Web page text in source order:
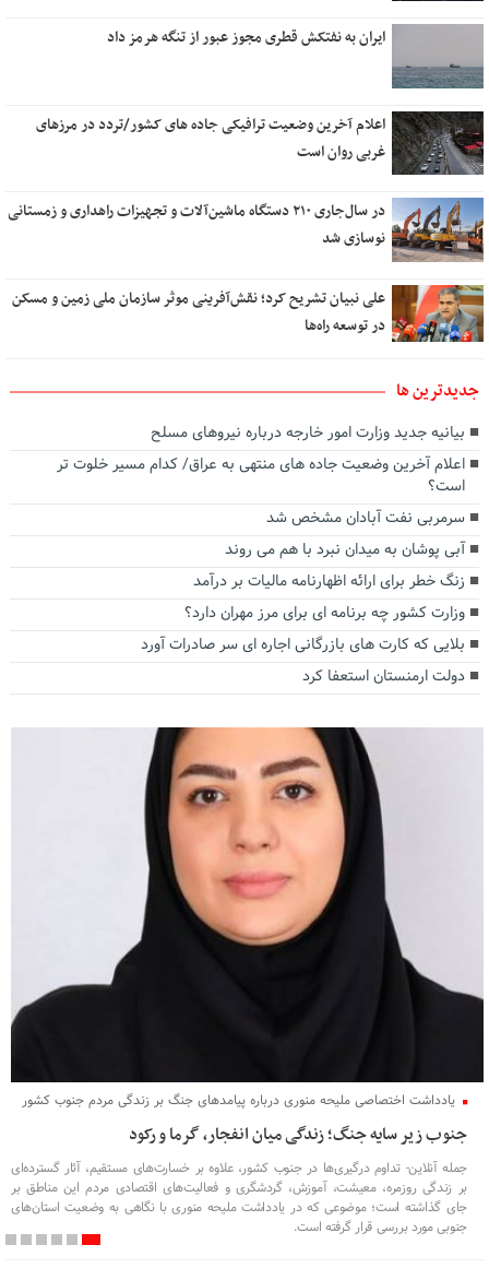
ایران به نفتکش قطری مجوز عبور از تنگه هرمز داد
اعلام آخرین وضعیت ترافیکی جاده های کشور/تردد در مرزهای
غربی روان است
در سال‌جاری ۲۱۰ دستگاه ماشین‌آلات و تجهیزات راهداری و زمستانی
نوسازی شد
علی نبیان تشریح کرد؛ نقش‌آفرینی موثر سازمان ملی زمین و مسکن
در توسعه راه‌ها
جديدترين ها
بیانیه جدید وزارت امور خارجه درباره نیروهای مسلح
اعلام آخرین وضعیت جاده های منتهی به عراق/ کدام مسیر خلوت تر
است؟
سرمربی نفت آبادان مشخص شد
آبی پوشان به میدان نبرد با هم می روند
زنگ خطر برای ارائه اظهارنامه مالیات بر درآمد
وزارت کشور چه برنامه ای برای مرز مهران دارد؟
بلایی که کارت های بازرگانی اجاره ای سر صادرات آورد
دولت ارمنستان استعفا کرد
یادداشت اختصاصی ملیحه منوری درباره پیامدهای جنگ بر زندگی مردم جنوب کشور
جنوب زیر سایه جنگ؛ زندگی میان انفجار، گرما و رکود
جمله آنلاین- تداوم درگیری‌ها در جنوب کشور، علاوه بر خسارت‌های مستقیم، آثار گسترده‌ای
بر زندگی روزمره، معیشت، آموزش، گردشگری و فعالیت‌های اقتصادی مردم این مناطق بر
جای گذاشته است؛ موضوعی که در یادداشت ملیحه منوری با نگاهی به وضعیت استان‌های
جنوبی مورد بررسی قرار گرفته است.